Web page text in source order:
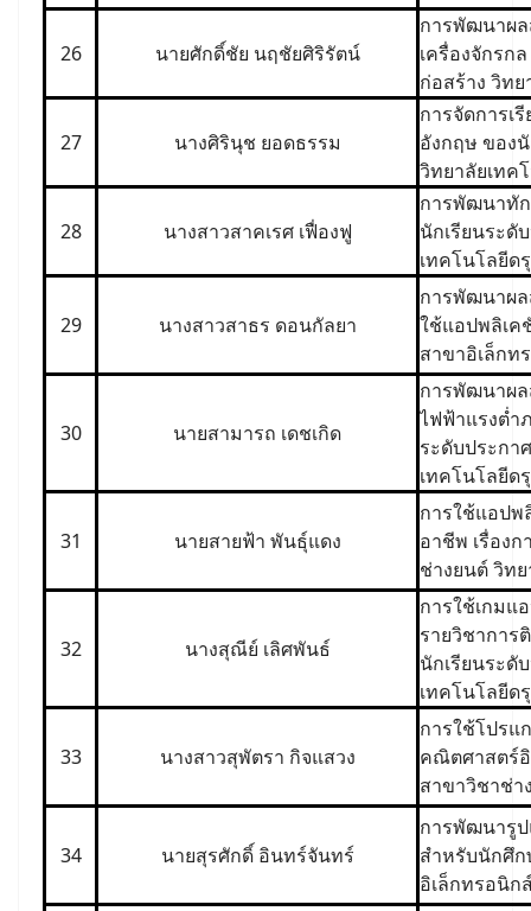
26 นายศักดิ์ชัย นฤชัยศิริรัตน์
การพัฒนาผล
เครื่องจักรก
ก่อสร้าง วิท
27 นางศิรินุช ยอดธรรม
การจัดการเ
อังกฤษ ของ
วิทยาลัยเทค
28 นางสาวสาคเรศ เฟื่องฟู
การพัฒนาทั
นักเรียนระดั
เทคโนโลยีด
29 นางสาวสาธร ดอนกัลยา
การพัฒนาผล
ใช้แอปพลิเค
สาขาอิเล็กท
30 นายสามารถ เดชเกิด
การพัฒนาผล
ไฟฟ้าแรงต่ำ
ระดับประกา
เทคโนโลยีด
31 นายสายฟ้า พันธุ์แดง
การใช้แอป
อาชีพ เรื่อง
ช่างยนต์ วิท
32 นางสุณีย์ เลิศพันธ์
การใช้เกมแ
รายวิชาการ
นักเรียนระดั
เทคโนโลยีด
33 นางสาวสุพัตรา กิจแสวง
การใช้โปรแ
คณิตศาสตร์
สาขาวิชาช่า
34 นายสุรศักดิ์ อินทร์จันทร์
การพัฒนารูป
สำหรับนักศึก
อิเล็กทรอนิก